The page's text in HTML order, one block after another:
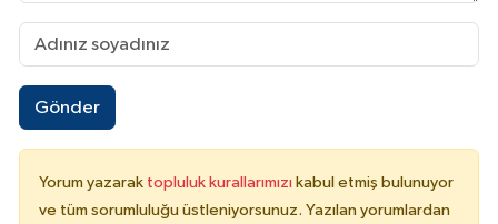
Gönder
Yorum yazarak topluluk kurallarımızı kabul etmiş bulunuyor
ve tüm sorumluluğu üstleniyorsunuz. Yazılan yorumlardan